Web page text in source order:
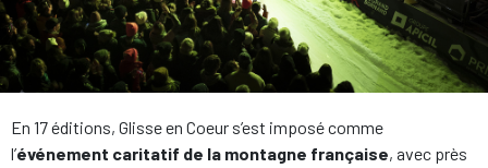
En 17 éditions, Glisse en Coeur s’est imposé comme
l’événement caritatif de la montagne française, avec près